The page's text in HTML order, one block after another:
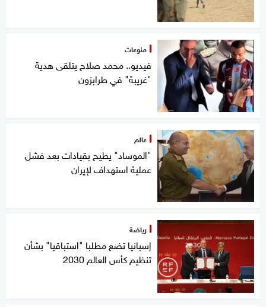
منوعات
فيديو.. محمد صلاح يتلقى هدية
"غريبة" في طرابزون
عالم
"الموساد" يطيح بقيادات بعد فشل
عملية استهداف لإيران
رياضة
إسبانيا تضع مطلبا "استباقيا" بشأن
تنظيم كأس العالم 2030